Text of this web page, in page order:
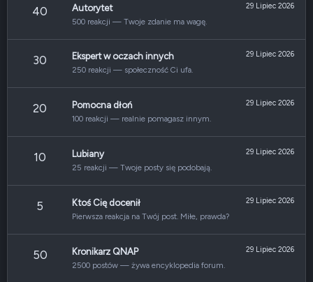
40 29 Lipiec 2026
Autorytet
500 reakcji — Twoje zdanie ma wagę.
30 29 Lipiec 2026
Ekspert w oczach innych
250 reakcji — społeczność Ci ufa.
20 29 Lipiec 2026
Pomocna dłoń
100 reakcji — realnie pomagasz innym.
10 29 Lipiec 2026
Lubiany
25 reakcji — Twoje posty się podobają.
5 29 Lipiec 2026
Ktoś Cię docenił
Pierwsza reakcja na Twój post. Miłe, prawda?
50 29 Lipiec 2026
Kronikarz QNAP
2500 postów — żywa encyklopedia forum.